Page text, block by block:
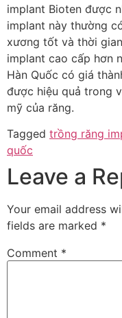
implant Bioten được
implant này thường
xương tốt và thời
implant cao cấp hơn
Hàn Quốc có giá
được hiệu quả trong
mỹ của răng.
Tagged trồng răng
quốc
Leave a
Your email address
fields are marked *
Comment *